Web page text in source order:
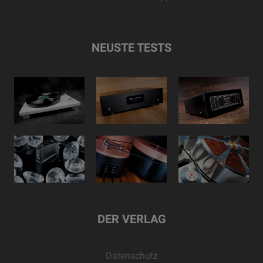
NEUSTE TESTS
DER VERLAG
Datenschutz